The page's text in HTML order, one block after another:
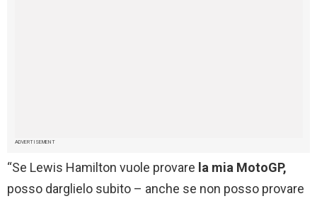
ADVERTISEMENT
“Se Lewis Hamilton vuole provare la mia MotoGP,
posso darglielo subito – anche se non posso provare